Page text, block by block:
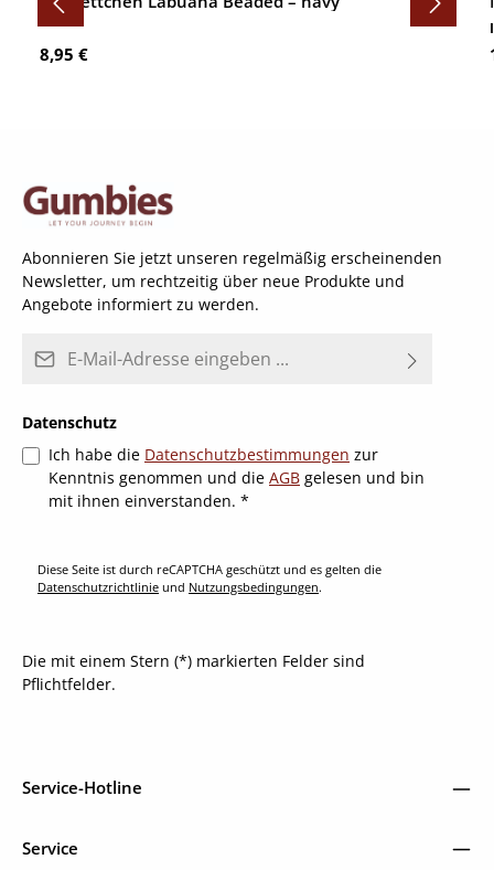
Regulärer Preis:
8,95 €
Abonnieren Sie jetzt unseren regelmäßig erscheinenden
Newsletter, um rechtzeitig über neue Produkte und
Angebote informiert zu werden.
Datenschutz
Ich habe die Datenschutzbestimmungen zur
Kenntnis genommen und die AGB gelesen und bin
mit ihnen einverstanden. *
Diese Seite ist durch reCAPTCHA geschützt und es gelten die
Datenschutzrichtlinie und Nutzungsbedingungen.
Die mit einem Stern (*) markierten Felder sind
Pflichtfelder.
Service-Hotline
Service